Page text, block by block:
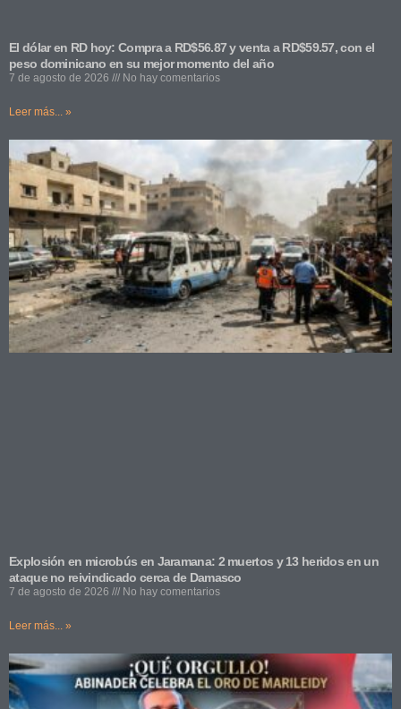
El dólar en RD hoy: Compra a RD$56.87 y venta a RD$59.57, con el
peso dominicano en su mejor momento del año
7 de agosto de 2026 No hay comentarios
Leer más... »
Explosión en microbús en Jaramana: 2 muertos y 13 heridos en un
ataque no reivindicado cerca de Damasco
7 de agosto de 2026 No hay comentarios
Leer más... »